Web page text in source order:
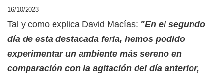
16/10/2023
Tal y como explica David Macías: "En el segundo
día de esta destacada feria, hemos podido
experimentar un ambiente más sereno en
comparación con la agitación del día anterior,